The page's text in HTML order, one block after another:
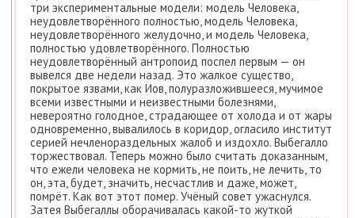
три экспериментальные модели: модель Человека,
неудовлетворённого полностью, модель Человека,
неудовлетворённого желудочно, и модель Человека,
полностью удовлетворённого. Полностью
неудовлетворённый антропоид поспел первым — он
вывелся две недели назад. Это жалкое существо,
покрытое язвами, как Иов, полуразложившееся, мучимое
всеми известными и неизвестными болезнями,
невероятно голодное, страдающее от холода и от жары
одновременно, вывалилось в коридор, огласило институт
серией нечленораздельных жалоб и издохло. Выбегалло
торжествовал. Теперь можно было считать доказанным,
что ежели человека не кормить, не поить, не лечить, то
он, эта, будет, значить, несчастлив и даже, может,
помрёт. Как вот этот помер. Учёный совет ужаснулся.
Затея Выбегаллы оборачивалась какой-то жуткой